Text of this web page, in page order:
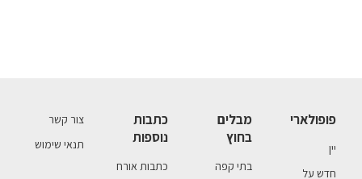
פופולארי
יין
חדש על
מבלים
בחוץ
בתי קפה
כתבות
נוספות
כתבות אורח
צור קשר
תנאי שימוש